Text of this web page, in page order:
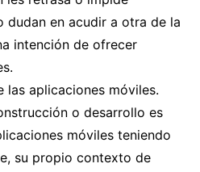
dudan en acudir a otra de la
intención de ofrecer
las aplicaciones móviles.
o desarrollo es
móviles teniendo
su propio contexto de